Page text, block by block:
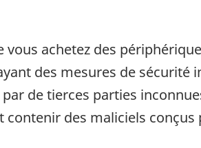
achetez des
des mesures de sécurité
de tierces parties
contenir des maliciels conçus